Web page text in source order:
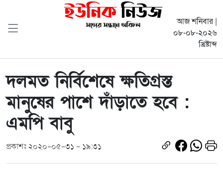
আজ শনিবার |
০৮-০৮-২০২৬
খ্রিষ্টাব্দ
দলমত নির্বিশেষে ক্ষতিগ্রস্ত
মানুষের পাশে দাঁড়াতে হবে :
এমপি বাবু
প্রকাশঃ ২০২০-০৫-৩১ - ১৯:৩১